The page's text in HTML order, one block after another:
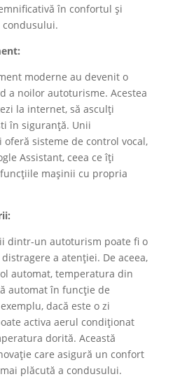
în confortul și
moderne au devenit o
a noilor autoturisme. Acestea
la internet, să asculți
în siguranță. Unii
sisteme de control vocal,
Assistant, ceea ce îți
mașinii cu propria
dintr-un autoturism poate fi o
a atenției. De aceea,
automat, temperatura din
automat în funcție de
dacă este o zi
activa aerul condiționat
dorită. Această
care asigură un confort
plăcută a condusului.